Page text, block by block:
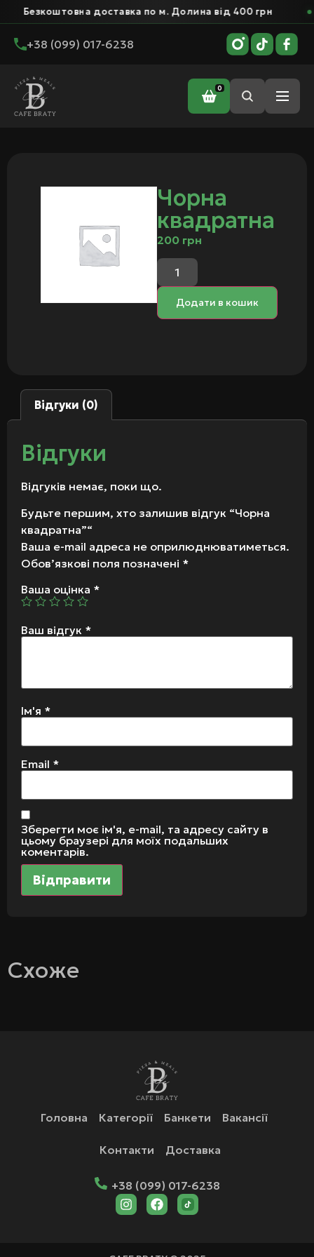
Безкоштовна доставка по м. Долина від 400 грн
+38 (099) 017-6238
0
Головна / Чорна квадратна
Чорна
квадратна
200 грн
Додати в кошик
Відгуки (0)
Відгуки
Відгуків немає, поки що.
Будьте першим, хто залишив відгук “Чорна
квадратна”“
Ваша e-mail адреса не оприлюднюватиметься.
Обов’язкові поля позначені *
Ваша оцінка *
Ваш відгук *
Ім'я *
Email *
Зберегти моє ім'я, e-mail, та адресу сайту в
цьому браузері для моїх подальших
коментарів.
Схоже
Головна Категорії Банкети Вакансії
Контакти Доставка
+38 (099) 017-6238